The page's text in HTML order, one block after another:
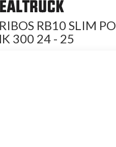
RB10 SLIM
300 24 - 25